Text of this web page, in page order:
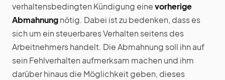
verhaltensbedingten Kündigung einevorherige
Abmahnungnötig. Dabei ist zu bedenken, dass es
sich um ein steuerbares Verhalten seitens des
Arbeitnehmers handelt. Die Abmahnung soll ihn auf
sein Fehlverhalten aufmerksam machen und ihm
darüber hinaus die Möglichkeit geben, dieses